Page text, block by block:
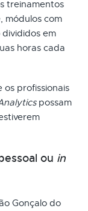
treinamentos
módulos com
em
horas cada
os profissionais
possam
ou in
Gonçalo do